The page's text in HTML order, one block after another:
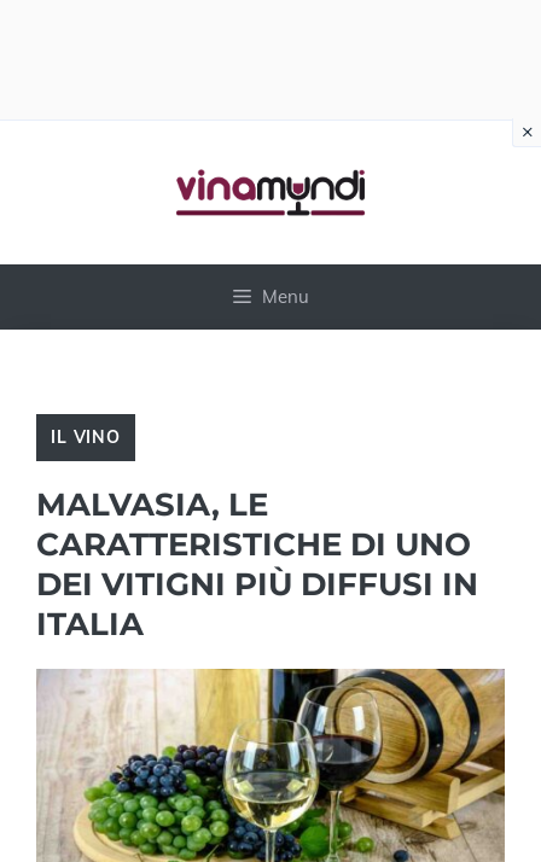
Menu
IL VINO
MALVASIA, LE
CARATTERISTICHE DI UNO
DEI VITIGNI PIÙ DIFFUSI IN
ITALIA
×